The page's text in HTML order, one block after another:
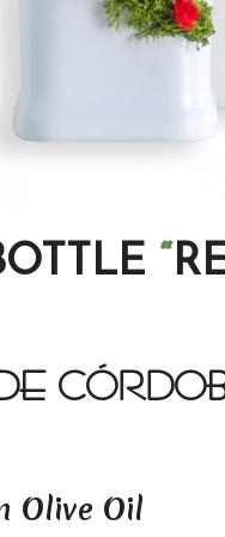
“
Olive Oil